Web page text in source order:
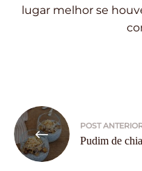
lugar melhor se
Navegação
de
Post
POST
Pudim de